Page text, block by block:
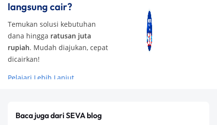
langsung cair?
Temukan solusi kebutuhan
dana hingga ratusan juta
rupiah. Mudah diajukan, cepat
dicairkan!
Pelajari Lebih Lanjut
Baca juga dari SEVA blog